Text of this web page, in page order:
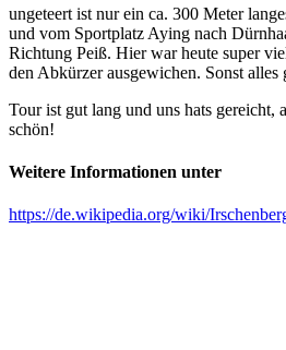
ungeteert ist nur ein ca. 300 Meter
und vom Sportplatz Aying nach
Richtung Peiß. Hier war heute super
den Abkürzer ausgewichen. Sonst alles
Tour ist gut lang und uns hats gereicht,
schön!
Weitere Informationen unter
https://de.wikipedia.org/wiki/